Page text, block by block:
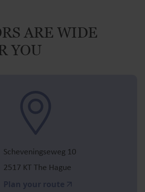
ARE WIDE
YOU
Scheveningseweg 10
2517 KT The Hague